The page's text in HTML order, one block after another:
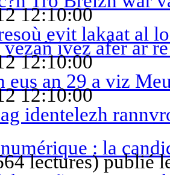
12:10:00
evit lakaat al
ivez afer ar
12:10:00
eus an 29 a viz
12:10:00
identelezh
: la
lectures)publié